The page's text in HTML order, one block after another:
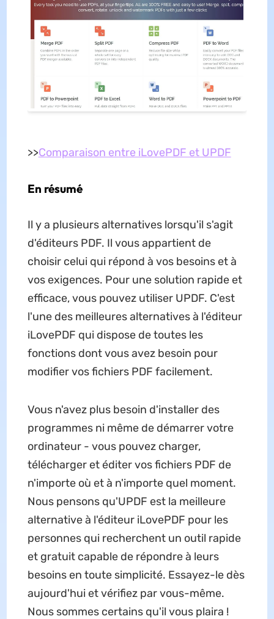
>>Comparaison entre iLovePDF et UPDF
En résumé
Il y a plusieurs alternatives lorsqu'il s'agit
d'éditeurs PDF. Il vous appartient de
choisir celui qui répond à vos besoins et à
vos exigences. Pour une solution rapide et
efficace, vous pouvez utiliser UPDF. C'est
l'une des meilleures alternatives à l'éditeur
iLovePDF qui dispose de toutes les
fonctions dont vous avez besoin pour
modifier vos fichiers PDF facilement.
Vous n'avez plus besoin d'installer des
programmes ni même de démarrer votre
ordinateur - vous pouvez charger,
télécharger et éditer vos fichiers PDF de
n'importe où et à n'importe quel moment.
Nous pensons qu'UPDF est la meilleure
alternative à l'éditeur iLovePDF pour les
personnes qui recherchent un outil rapide
et gratuit capable de répondre à leurs
besoins en toute simplicité. Essayez-le dès
aujourd'hui et vérifiez par vous-même.
Nous sommes certains qu'il vous plaira !